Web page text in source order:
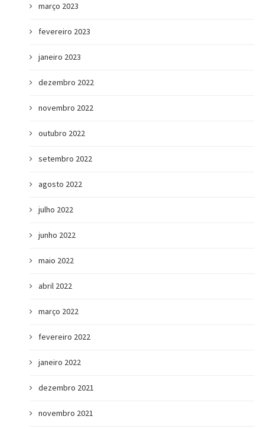
março 2023
fevereiro 2023
janeiro 2023
dezembro 2022
novembro 2022
outubro 2022
setembro 2022
agosto 2022
julho 2022
junho 2022
maio 2022
abril 2022
março 2022
fevereiro 2022
janeiro 2022
dezembro 2021
novembro 2021